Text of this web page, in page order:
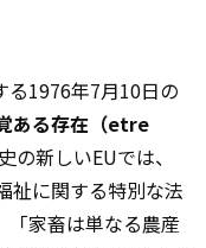
る1976年7月10日の
ある存在（etre
の新しいEUでは、
祉に関する特別な法
「家畜は単なる農産